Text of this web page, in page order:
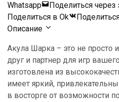
Whatsapp
Поделиться
Поделиться в Ok
Описание
Акула Шарка – это не просто
друг и партнер для игр
изготовлена из
имеет яркий,
в восторге от возможности